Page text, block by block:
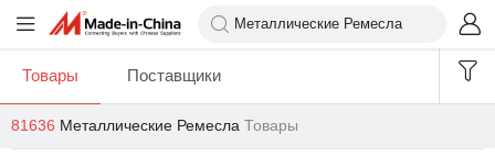
Товары Поставщики
81636 Металлические Ремесла Товары